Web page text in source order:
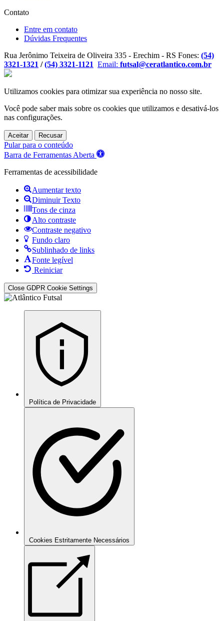
Contato
Entre em contato
Dúvidas Frequentes
Rua Jerônimo Teixeira de Oliveira 335 - Erechim - RS Fones: (54)
3321-1321 /(54) 3321-1121 Email: futsal@ceratlantico.com.br
Utilizamos cookies para otimizar sua experiência no nosso site.
Você pode saber mais sobre os cookies que utilizamos e desativá-los
nas configurações.
Aceitar Recusar
Pular para o conteúdo
Barra de Ferramentas Aberta
Ferramentas de acessibilidade
Aumentar texto
Diminuir Texto
Tons de cinza
Alto contraste
Contraste negativo
Fundo claro
Sublinhado de links
Fonte legível
Reiniciar
Close GDPR Cookie Settings
Política de Privacidade
Cookies Estritamente Necessários